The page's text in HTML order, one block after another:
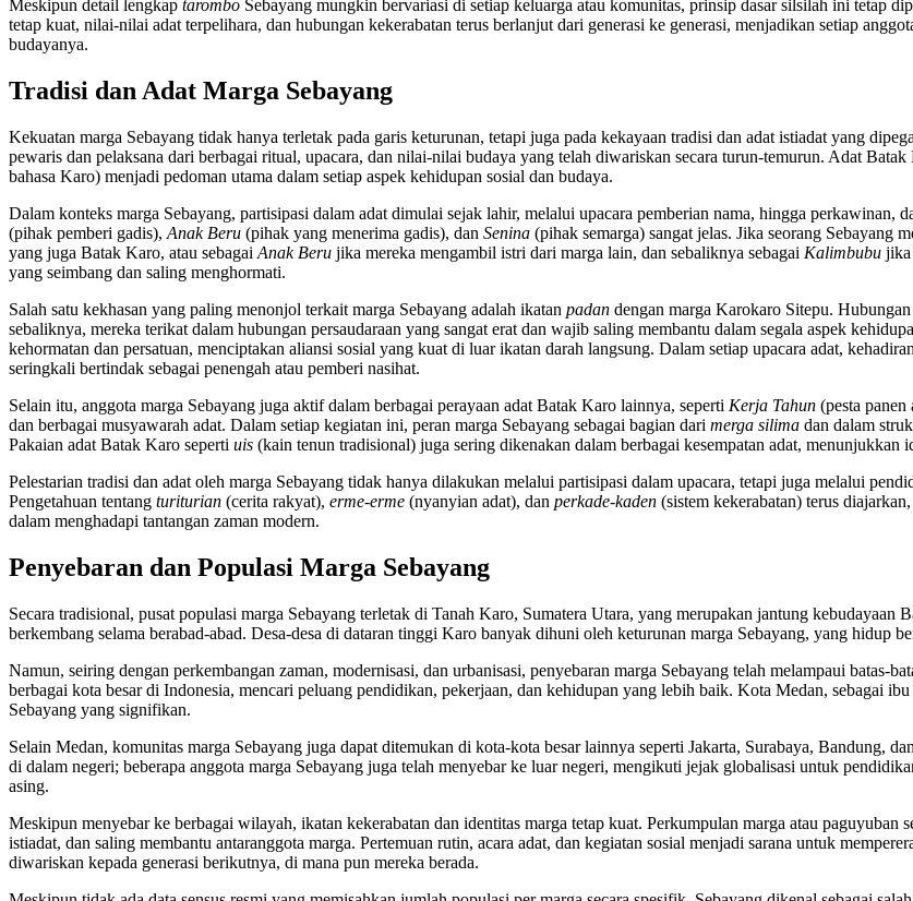
Meskipun detail lengkap tarombo Sebayang mungkin bervariasi di setiap keluarga atau komunitas, prinsip dasar silsilah ini tetap
tetap kuat, nilai-nilai adat terpelihara, dan hubungan kekerabatan terus berlanjut dari generasi ke generasi, menjadikan setiap
budayanya.
Tradisi dan Adat Marga Sebayang
Kekuatan marga Sebayang tidak hanya terletak pada garis keturunan, tetapi juga pada kekayaan tradisi dan adat istiadat yang
pewaris dan pelaksana dari berbagai ritual, upacara, dan nilai-nilai budaya yang telah diwariskan secara turun-temurun. Adat
bahasa Karo) menjadi pedoman utama dalam setiap aspek kehidupan sosial dan budaya.
Dalam konteks marga Sebayang, partisipasi dalam adat dimulai sejak lahir, melalui upacara pemberian nama, hingga perkawinan,
(pihak pemberi gadis), Anak Beru (pihak yang menerima gadis), dan Senina (pihak semarga) sangat jelas. Jika seorang Sebayang
yang juga Batak Karo, atau sebagai Anak Beru jika mereka mengambil istri dari marga lain, dan sebaliknya sebagai Kalimbubu jika
yang seimbang dan saling menghormati.
Salah satu kekhasan yang paling menonjol terkait marga Sebayang adalah ikatan padan dengan marga Karokaro Sitepu.
sebaliknya, mereka terikat dalam hubungan persaudaraan yang sangat erat dan wajib saling membantu dalam segala aspek
kehormatan dan persatuan, menciptakan aliansi sosial yang kuat di luar ikatan darah langsung. Dalam setiap upacara adat,
seringkali bertindak sebagai penengah atau pemberi nasihat.
Selain itu, anggota marga Sebayang juga aktif dalam berbagai perayaan adat Batak Karo lainnya, seperti Kerja Tahun (pesta
dan berbagai musyawarah adat. Dalam setiap kegiatan ini, peran marga Sebayang sebagai bagian dari merga silima dan dalam
Pakaian adat Batak Karo seperti uis (kain tenun tradisional) juga sering dikenakan dalam berbagai kesempatan adat, menunjukkan
Pelestarian tradisi dan adat oleh marga Sebayang tidak hanya dilakukan melalui partisipasi dalam upacara, tetapi juga melalui
Pengetahuan tentang turiturian (cerita rakyat), erme-erme (nyanyian adat), dan perkade-kaden (sistem kekerabatan) terus
dalam menghadapi tantangan zaman modern.
Penyebaran dan Populasi Marga Sebayang
Secara tradisional, pusat populasi marga Sebayang terletak di Tanah Karo, Sumatera Utara, yang merupakan jantung
berkembang selama berabad-abad. Desa-desa di dataran tinggi Karo banyak dihuni oleh keturunan marga Sebayang, yang hidup
Namun, seiring dengan perkembangan zaman, modernisasi, dan urbanisasi, penyebaran marga Sebayang telah melampaui batas-
berbagai kota besar di Indonesia, mencari peluang pendidikan, pekerjaan, dan kehidupan yang lebih baik. Kota Medan, sebagai
Sebayang yang signifikan.
Selain Medan, komunitas marga Sebayang juga dapat ditemukan di kota-kota besar lainnya seperti Jakarta, Surabaya, Bandung,
di dalam negeri; beberapa anggota marga Sebayang juga telah menyebar ke luar negeri, mengikuti jejak globalisasi untuk
asing.
Meskipun menyebar ke berbagai wilayah, ikatan kekerabatan dan identitas marga tetap kuat. Perkumpulan marga atau
istiadat, dan saling membantu antaranggota marga. Pertemuan rutin, acara adat, dan kegiatan sosial menjadi sarana untuk
diwariskan kepada generasi berikutnya, di mana pun mereka berada.